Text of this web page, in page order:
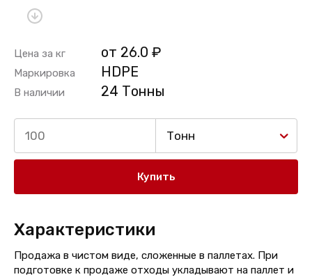
Цена за кг от 26.0 ₽
Маркировка HDPE
В наличии 24 Тонны
Тонн
Купить
Характеристики
Продажа в чистом виде, сложенные в паллетах. При
подготовке к продаже отходы укладывают на паллет и